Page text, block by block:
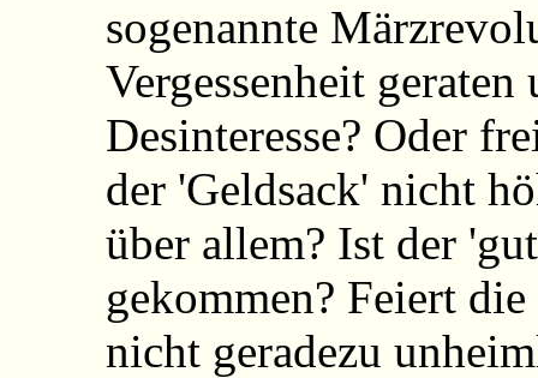
sogenannte
Vergessenheit
Desinteresse? Oder
der 'Geldsack' nicht
über allem? Ist der
gekommen? Feiert
nicht geradezu